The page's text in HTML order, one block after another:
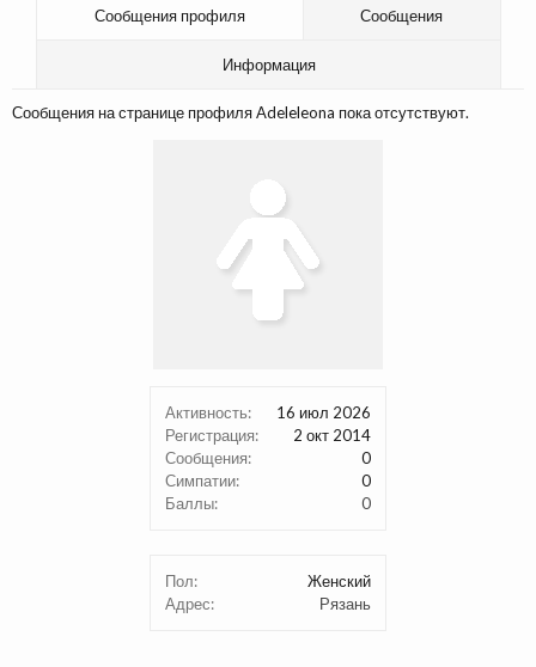
Активность:
16 июл 2026
Регистрация:
2 окт 2014
Сообщения:
0
Симпатии:
0
Баллы:
0
Пол:
Женский
Адрес:
Рязань
Сообщения профиля Сообщения
Информация
Сообщения на странице профиля Adeleleona пока отсутствуют.